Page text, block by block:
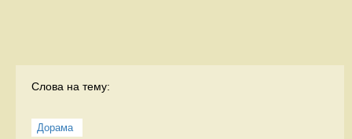
Слова на тему:
Дорама